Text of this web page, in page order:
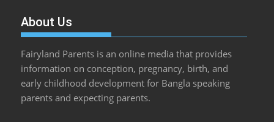
About Us
Fairyland Parents is an online media that provides
information on conception, pregnancy, birth, and
early childhood development for Bangla speaking
parents and expecting parents.